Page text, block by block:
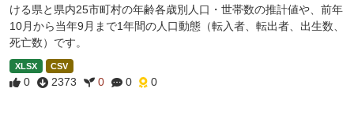
ける県と県内25市町村の年齢各歳別人口・世帯数の推計値や、前年
10月から当年9月まで1年間の人口動態（転入者、転出者、出生数、
死亡数）です。
XLSX CSV
0 2373 0 0 0